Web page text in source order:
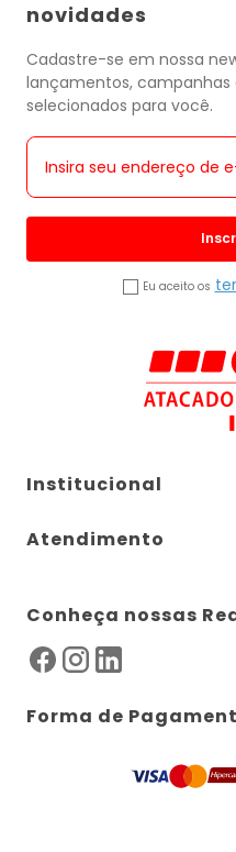
novidades
Cadastre-se em nossa
lançamentos, campanhas
selecionados para você.
Eu aceito os
Institucional
Atendimento
Conheça nossas
Forma de